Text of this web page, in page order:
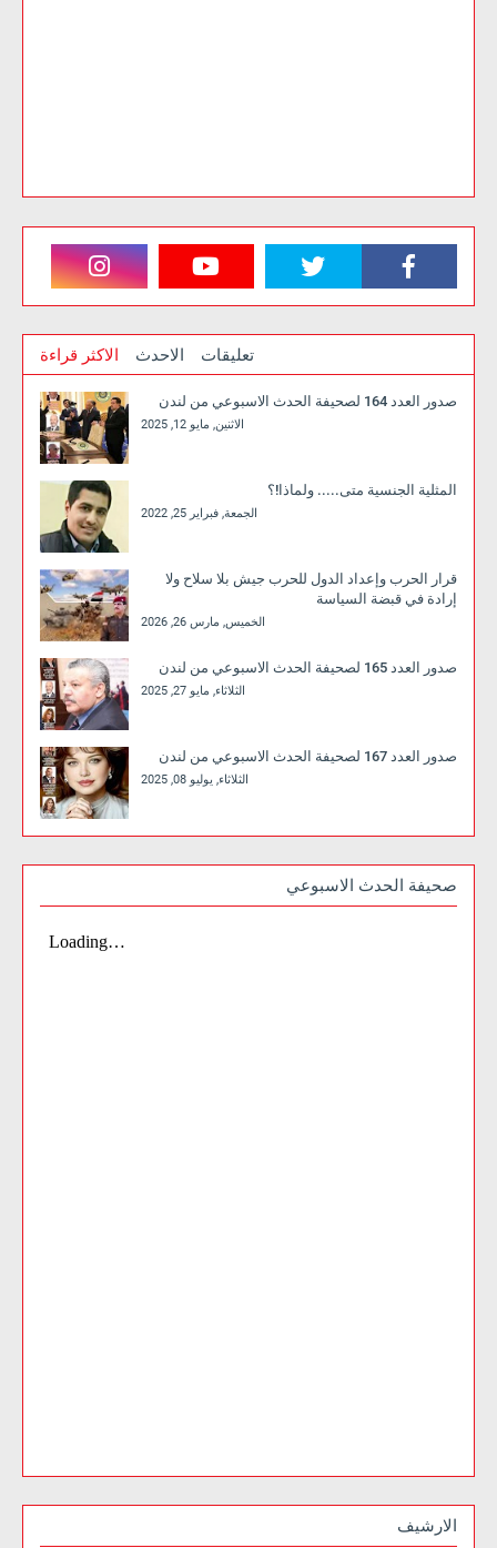
الاكثر قراءة الاحدث تعليقات
صدور العدد 164 لصحيفة الحدث الاسبوعي من لندن
الاثنين, مايو 12, 2025
المثلية الجنسية متى..... ولماذا!؟
الجمعة, فبراير 25, 2022
قرار الحرب وإعداد الدول للحرب جيش بلا سلاح ولا
إرادة في قبضة السياسة
الخميس, مارس 26, 2026
صدور العدد 165 لصحيفة الحدث الاسبوعي من لندن
الثلاثاء, مايو 27, 2025
صدور العدد 167 لصحيفة الحدث الاسبوعي من لندن
الثلاثاء, يوليو 08, 2025
صحيفة الحدث الاسبوعي
الارشيف